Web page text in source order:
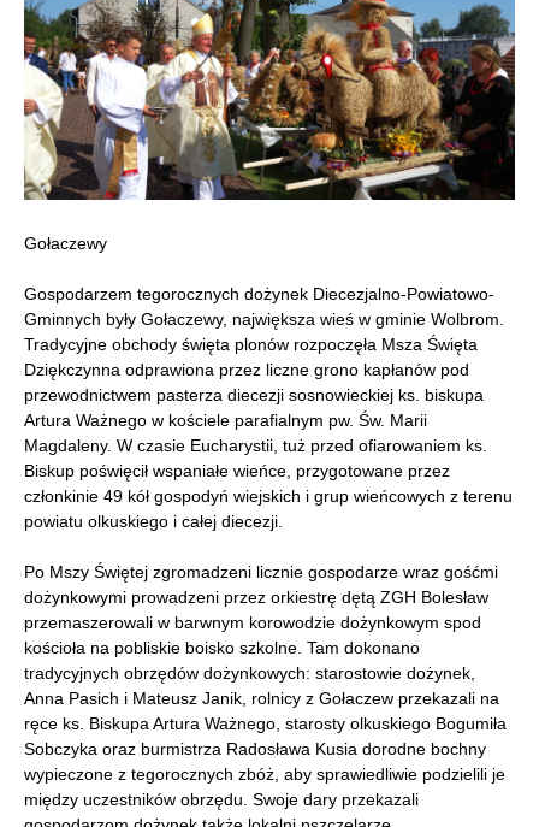
Gołaczewy
Gospodarzem tegorocznych dożynek Diecezjalno-Powiatowo-
Gminnych były Gołaczewy, największa wieś w gminie Wolbrom.
Tradycyjne obchody święta plonów rozpoczęła Msza Święta
Dziękczynna odprawiona przez liczne grono kapłanów pod
przewodnictwem pasterza diecezji sosnowieckiej ks. biskupa
Artura Ważnego w kościele parafialnym pw. Św. Marii
Magdaleny. W czasie Eucharystii, tuż przed ofiarowaniem ks.
Biskup poświęcił wspaniałe wieńce, przygotowane przez
członkinie 49 kół gospodyń wiejskich i grup wieńcowych z terenu
powiatu olkuskiego i całej diecezji.
Po Mszy Świętej zgromadzeni licznie gospodarze wraz gośćmi
dożynkowymi prowadzeni przez orkiestrę dętą ZGH Bolesław
przemaszerowali w barwnym korowodzie dożynkowym spod
kościoła na pobliskie boisko szkolne. Tam dokonano
tradycyjnych obrzędów dożynkowych: starostowie dożynek,
Anna Pasich i Mateusz Janik, rolnicy z Gołaczew przekazali na
ręce ks. Biskupa Artura Ważnego, starosty olkuskiego Bogumiła
Sobczyka oraz burmistrza Radosława Kusia dorodne bochny
wypieczone z tegorocznych zbóż, aby sprawiedliwie podzielili je
między uczestników obrzędu. Swoje dary przekazali